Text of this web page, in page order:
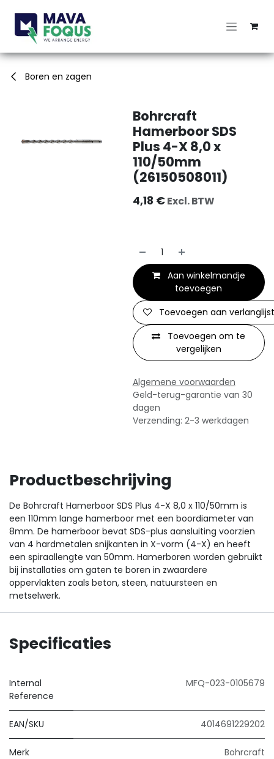
Boren en zagen
Bohrcraft
Hamerboor SDS
Plus 4-X 8,0 x
110/50mm
(26150508011)
4,18 €Excl. BTW
Aan winkelmandje
toevoegen
Toevoegen om te
vergelijken
Toevoegen aan verlanglijst
Algemene voorwaarden
Geld-terug-garantie van 30
dagen
Verzending: 2-3 werkdagen
Productbeschrijving
De Bohrcraft Hamerboor SDS Plus 4-X 8,0 x 110/50mm is
een 110mm lange hamerboor met een boordiameter van
8mm. De hamerboor bevat SDS-plus aansluiting voorzien
van 4 hardmetalen snijkanten in X-vorm (4-X) en heeft
een spiraallengte van 50mm. Hamerboren worden gebruikt
bij installaties om gaten te boren in zwaardere
oppervlakten zoals beton, steen, natuursteen en
metselwerk.
Specificaties
Internal
Reference
MFQ-023-0105679
EAN/SKU 4014691229202
Merk Bohrcraft